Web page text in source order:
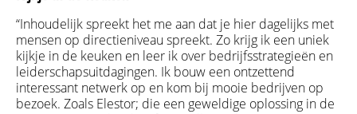
“Inhoudelijk spreekt het me aan dat je hier dagelijks met
mensen op directieniveau spreekt. Zo krijg ik een uniek
kijkje in de keuken en leer ik over bedrijfsstrategieën en
leiderschapsuitdagingen. Ik bouw een ontzettend
interessant netwerk op en kom bij mooie bedrijven op
bezoek. Zoals Elestor; die een geweldige oplossing in de